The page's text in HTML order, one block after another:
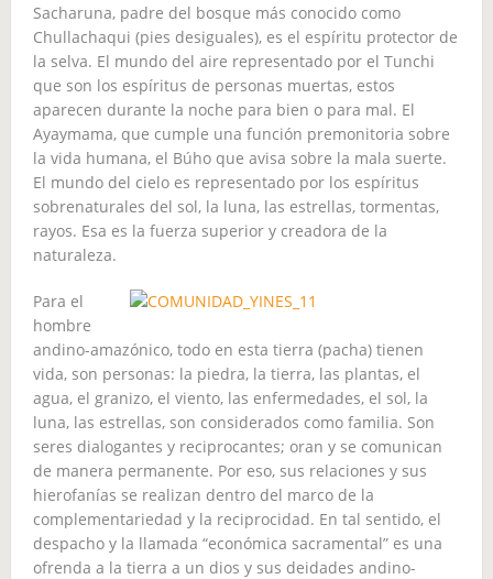
Sacharuna, padre del bosque más conocido como
Chullachaqui (pies desiguales), es el espíritu protector de
la selva. El mundo del aire representado por el Tunchi
que son los espíritus de personas muertas, estos
aparecen durante la noche para bien o para mal. El
Ayaymama, que cumple una función premonitoria sobre
la vida humana, el Búho que avisa sobre la mala suerte.
El mundo del cielo es representado por los espíritus
sobrenaturales del sol, la luna, las estrellas, tormentas,
rayos. Esa es la fuerza superior y creadora de la
naturaleza.
Para el
hombre
andino-amazónico, todo en esta tierra (pacha) tienen
vida, son personas: la piedra, la tierra, las plantas, el
agua, el granizo, el viento, las enfermedades, el sol, la
luna, las estrellas, son considerados como familia. Son
seres dialogantes y reciprocantes; oran y se comunican
de manera permanente. Por eso, sus relaciones y sus
hierofanías se realizan dentro del marco de la
complementariedad y la reciprocidad. En tal sentido, el
despacho y la llamada “económica sacramental” es una
ofrenda a la tierra a un dios y sus deidades andino-